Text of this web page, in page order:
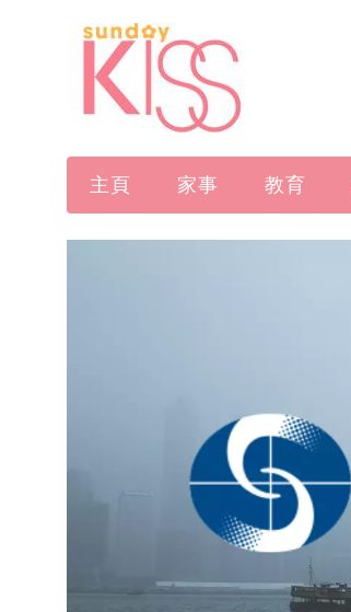
主頁 家事 教育